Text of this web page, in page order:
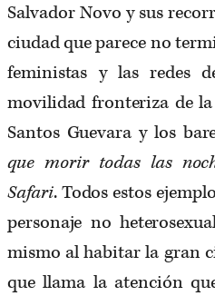
Salvador Novo y sus
ciudad que parece no
feministas y las redes
movilidad fronteriza de
Santos Guevara y los
que morir todas las
Safari. Todos estos
personaje no
mismo al habitar la gran
que llama la atención